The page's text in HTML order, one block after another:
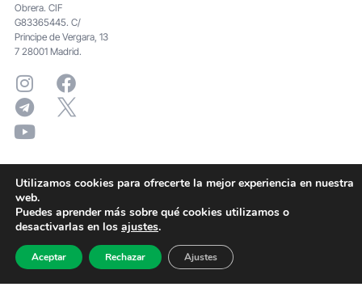
Obrera. CIF
G83365445. C/
Principe de Vergara, 13
7 28001 Madrid.
Utilizamos cookies para ofrecerte la mejor experiencia en nuestra
web.
Puedes aprender más sobre qué cookies utilizamos o
desactivarlas en los ajustes.
Aceptar Rechazar Ajustes